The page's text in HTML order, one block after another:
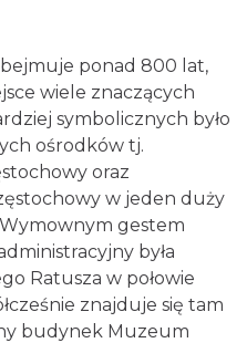
ponad 800 lat,
wiele znaczących
symbolicznych było
ośrodków tj.
oraz
w jeden duży
gestem
była
Ratusza w połowie
znajduje się tam
budynek Muzeum